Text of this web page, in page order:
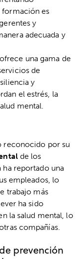
formación es
y
adecuada y
una gama de
de
y
el estrés, la
mental.
reconocido por su
de los
ha reportado una
empleados, lo
trabajo más
ha sido
la salud mental, lo
compañías.
prevención